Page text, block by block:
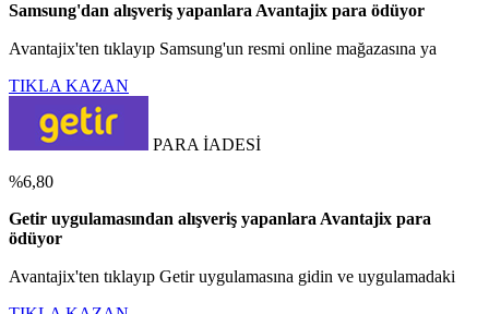
Samsung'dan alışveriş yapanlara Avantajix para ödüyor
Avantajix'ten tıklayıp Samsung'un resmi online mağazasına ya
TIKLA KAZAN
PARA İADESİ
%6,80
Getir uygulamasından alışveriş yapanlara Avantajix para
ödüyor
Avantajix'ten tıklayıp Getir uygulamasına gidin ve uygulamadaki